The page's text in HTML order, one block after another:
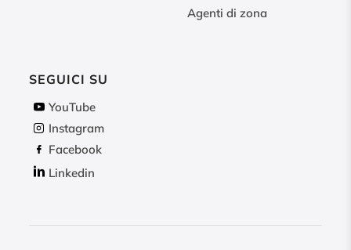
Agenti di zona
SEGUICI SU
YouTube
Instagram
Facebook
Linkedin